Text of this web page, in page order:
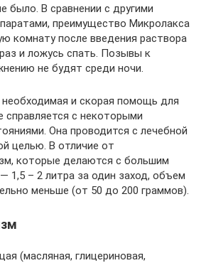
было. В сравнении с другими
преимущество Микролакса
комнату после введения раствора
и ложусь спать. Позывы к
не будят среди ночи.
и скорая помощь для
справляется с некоторыми
Она проводится с лечебной
целью. В отличие от
которые делаются с большим
1,5 – 2 литра за один заход, объем
меньше (от 50 до 200 граммов).
(масляная, глицериновая,